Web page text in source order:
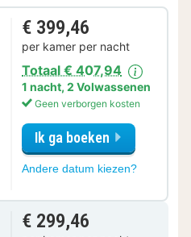
€ 399,46
per kamer per nacht
Totaal € 407,94
1 nacht, 2 Volwassenen
Geen verborgen kosten
Ik ga boeken
Andere datum kiezen?voor
€ 299,46